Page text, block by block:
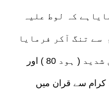
کہ لوط علیہ
سے تنگ آکر فرمایا
تھا کہ ” اوآوی الی رکن شدید ( ہود 80 ) اور
کرام سے قران میں